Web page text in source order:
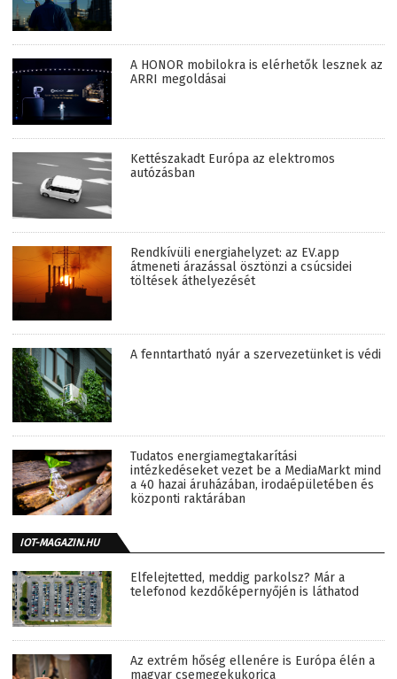
A HONOR mobilokra is elérhetők lesznek az
ARRI megoldásai
Kettészakadt Európa az elektromos
autózásban
Rendkívüli energiahelyzet: az EV.app
átmeneti árazással ösztönzi a csúcsidei
töltések áthelyezését
A fenntartható nyár a szervezetünket is védi
Tudatos energiamegtakarítási
intézkedéseket vezet be a MediaMarkt mind
a 40 hazai áruházában, irodaépületében és
központi raktárában
IOT-MAGAZIN.HU
Elfelejtetted, meddig parkolsz? Már a
telefonod kezdőképernyőjén is láthatod
Az extrém hőség ellenére is Európa élén a
magyar csemegekukorica